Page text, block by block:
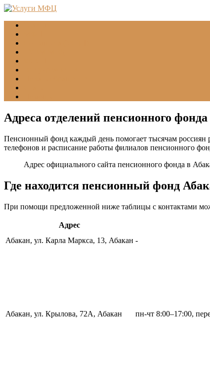
Адреса отделений пенсионного
Пенсионный фонд каждый день помогает тысячам россиян
телефонов и расписание работы филиалов пенсионного
Адрес официального сайта пенсионного фонда в
Где находится пенсионный фонд
При помощи предложенной ниже таблицы с контактами
Адрес
Абакан, ул. Карла Маркса, 13, Абакан -
Абакан, ул. Крылова, 72А, Абакан пн-чт 8:00–17:00,